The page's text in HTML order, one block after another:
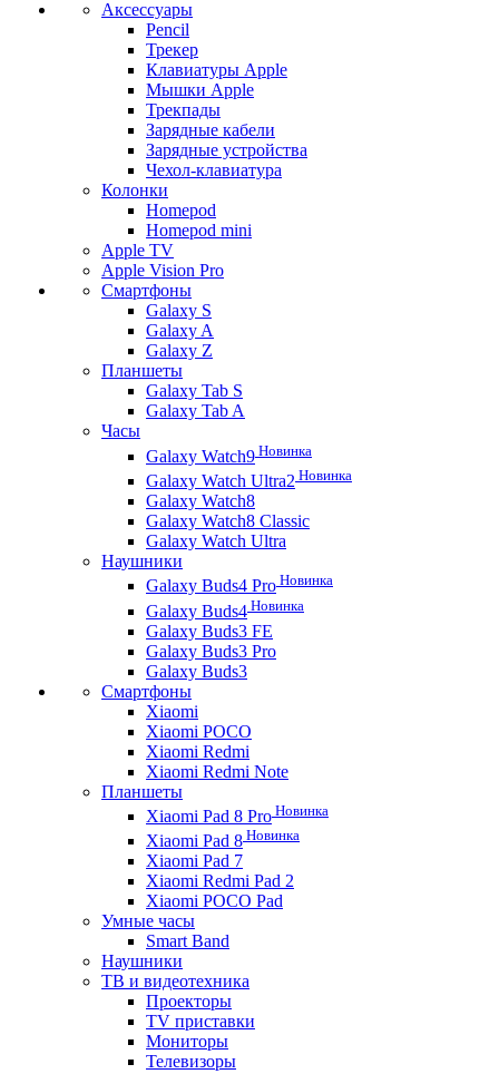
Аксессуары
Pencil
Трекер
Клавиатуры Apple
Мышки Apple
Трекпады
Зарядные кабели
Зарядные устройства
Чехол-клавиатура
Колонки
Homepod
Homepod mini
Apple TV
Apple Vision Pro
Смартфоны
Galaxy S
Galaxy A
Galaxy Z
Планшеты
Galaxy Tab S
Galaxy Tab A
Часы
Galaxy Watch9 Новинка
Galaxy Watch Ultra2 Новинка
Galaxy Watch8
Galaxy Watch8 Classic
Galaxy Watch Ultra
Наушники
Galaxy Buds4 Pro Новинка
Galaxy Buds4 Новинка
Galaxy Buds3 FE
Galaxy Buds3 Pro
Galaxy Buds3
Смартфоны
Xiaomi
Xiaomi POCO
Xiaomi Redmi
Xiaomi Redmi Note
Планшеты
Xiaomi Pad 8 Pro Новинка
Xiaomi Pad 8 Новинка
Xiaomi Pad 7
Xiaomi Redmi Pad 2
Xiaomi POCO Pad
Умные часы
Smart Band
Наушники
ТВ и видеотехника
Проекторы
TV приставки
Мониторы
Телевизоры